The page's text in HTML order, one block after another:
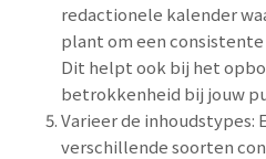
redactionele kalender
plant om een
Dit helpt ook bij het
betrokkenheid bij jouw
Varieer de inhoudstypes:
verschillende soorten